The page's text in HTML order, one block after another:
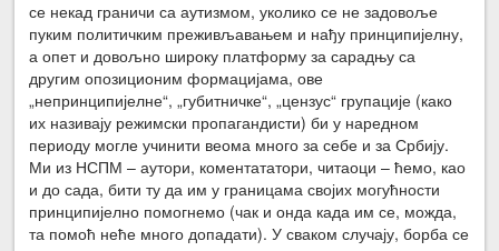
се некад граничи са аутизмом, уколико се не задовоље
пуким политичким преживљавањем и нађу принципијелну,
а опет и довољно широку платформу за сарадњу са
другим опозиционим формацијама, ове
„непринципијелне“, „губитничке“, „цензус“ групације (како
их називају режимски пропагандисти) би у наредном
периоду могле учинити веома много за себе и за Србију.
Ми из НСПМ – аутори, коментататори, читаоци – ћемо, као
и до сада, бити ту да им у границама својих могућности
принципијелно помогнемо (чак и онда када им се, можда,
та помоћ неће много допадати). У сваком случају, борба се